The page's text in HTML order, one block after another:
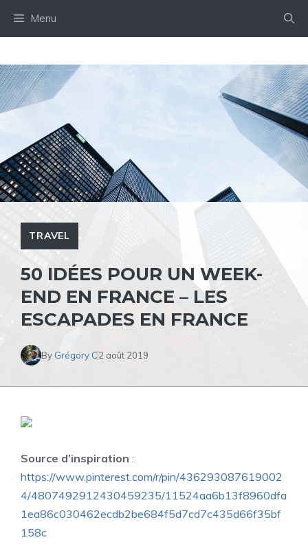
Menu
TRAVEL
50 IDÉES POUR UN WEEK-
END EN FRANCE – LES
ESCAPADES EN FRANCE
By Grégory C2 août 2019
Source d’inspiration :
https://www.pinterest.com/r/pin/436293087619002
4/4807492912430459235/11524aa6b13f8960dfa
1ea86c030462ecdb2be684f5d7cd7c435d66f35bf
158c